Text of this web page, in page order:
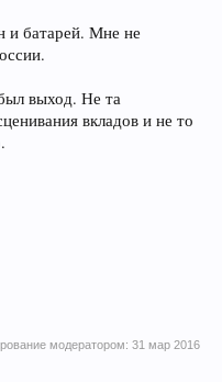
и батарей. Мне не
выход. Не та
вкладов и не то
модератором: 31 мар 2016